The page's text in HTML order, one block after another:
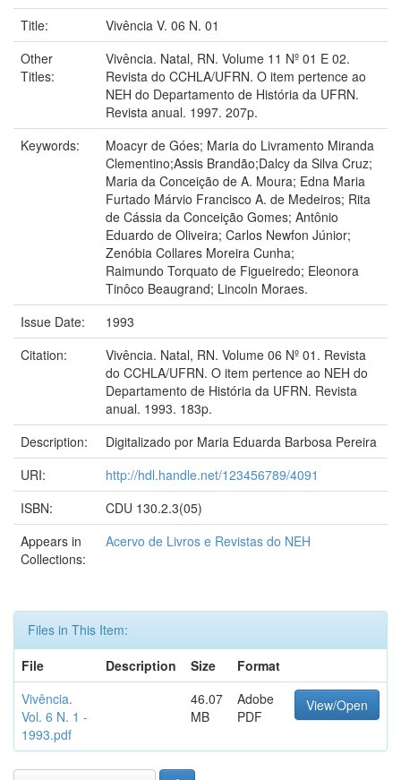
Title:
Vivência V. 06 N. 01
Other
Titles:
Vivência. Natal, RN. Volume 11 Nº 01 E 02.
Revista do CCHLA/UFRN. O item pertence ao
NEH do Departamento de História da UFRN.
Revista anual. 1997. 207p.
Keywords:
Moacyr de Góes; Maria do Livramento Miranda
Clementino;Assis Brandão;Dalcy da Silva Cruz;
Maria da Conceição de A. Moura; Edna Maria
Furtado Márvio Francisco A. de Medeiros; Rita
de Cássia da Conceição Gomes; Antônio
Eduardo de Oliveira; Carlos Newfon Júnior;
Zenóbia Collares Moreira Cunha;
Raimundo Torquato de Figueiredo; Eleonora
Tinôco Beaugrand; Lincoln Moraes.
Issue Date:
1993
Citation:
Vivência. Natal, RN. Volume 06 Nº 01. Revista
do CCHLA/UFRN. O item pertence ao NEH do
Departamento de História da UFRN. Revista
anual. 1993. 183p.
Description:
Digitalizado por Maria Eduarda Barbosa Pereira
URI:
http://hdl.handle.net/123456789/4091
ISBN:
CDU 130.2.3(05)
Appears in
Collections:
Acervo de Livros e Revistas do NEH
Files in This Item:
File
Description Size
Format
Vivência.
Vol. 6 N. 1 -
1993.pdf
46.07
MB
Adobe
PDF
View/Open